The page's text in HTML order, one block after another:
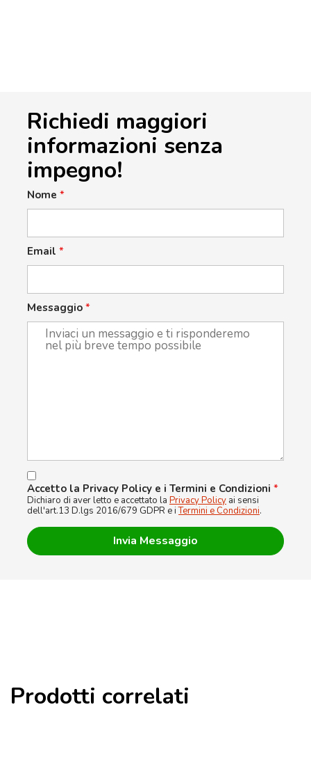
Richiedi maggiori
informazioni senza
impegno!
Nome *
Email *
Messaggio *
Accetto la Privacy Policy e i Termini e Condizioni *
Dichiaro di aver letto e accettato la Privacy Policy ai sensi
dell'art.13 D.lgs 2016/679 GDPR e iTermini e Condizioni.
Prodotti correlati